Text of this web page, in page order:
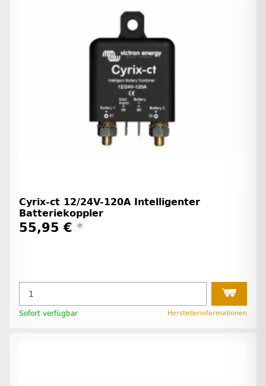
Cyrix-ct 12/24V-120A Intelligenter
Batteriekoppler
55,95 € *
Sofort verfügbar Herstellerinformationen